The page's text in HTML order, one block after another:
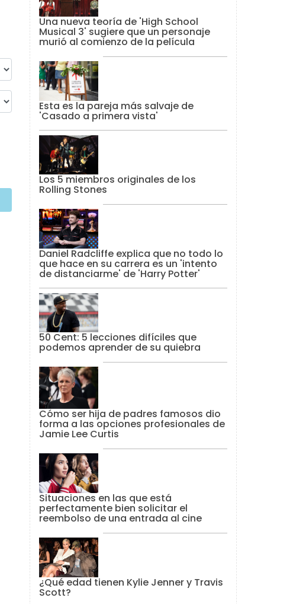
Una nueva teoría de 'High School
Musical 3' sugiere que un personaje
murió al comienzo de la película
Esta es la pareja más salvaje de
'Casado a primera vista'
Los 5 miembros originales de los
Rolling Stones
Daniel Radcliffe explica que no todo lo
que hace en su carrera es un 'intento
de distanciarme' de 'Harry Potter'
50 Cent: 5 lecciones difíciles que
podemos aprender de su quiebra
Cómo ser hija de padres famosos dio
forma a las opciones profesionales de
Jamie Lee Curtis
Situaciones en las que está
perfectamente bien solicitar el
reembolso de una entrada al cine
¿Qué edad tienen Kylie Jenner y Travis
Scott?